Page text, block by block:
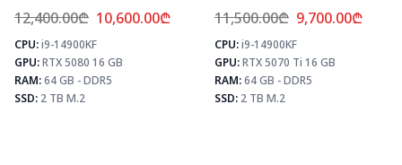
MAX FPS
CS2
435
PUBG
259
Fortnite
306
Z790 | SSD 2 TB M.2
12,400.00₾ 10,600.00₾
CPU:i9-14900KF
GPU:RTX 5080 16 GB
RAM:64 GB - DDR5
SSD: 2 TB M.2
⚡ MAX FPS
CS2
504
PUBG
307
Fortnite
361
Z790 | SSD 2 TB M.2
11,500.00₾ 9,700.00₾
CPU:i9-14900KF
GPU:RTX 5070 Ti 16 GB
RAM:64 GB - DDR5
SSD: 2 TB M.2